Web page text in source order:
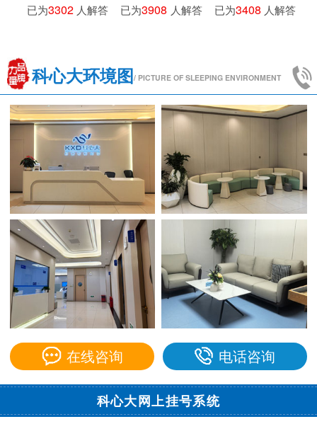
人解答 已为3302 人解答 已为3908 人解答 已为3408
科心大环境图/ PICTURE OF SLEEPING ENVIRONMENT
在线咨询 电话咨询
科心大网上挂号系统